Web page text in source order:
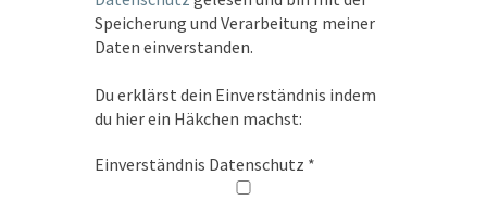
Speicherung und Verarbeitung meiner
Daten einverstanden.
Du erklärst dein Einverständnis indem
du hier ein Häkchen machst:
Einverständnis Datenschutz *
30 Aug. 26
Windeck-Rieferath
Online Infoabend Intuitive
Quantenfeldheilung
4 Sep. 26